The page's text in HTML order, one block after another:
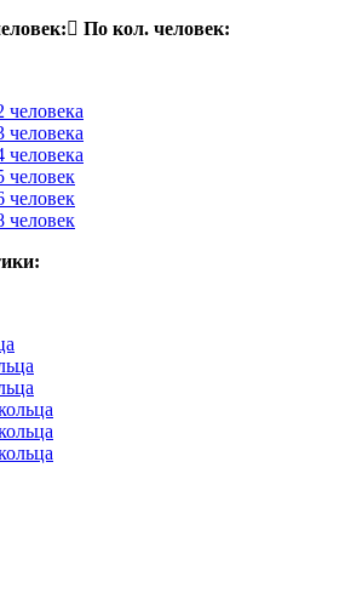
По кол. человек:
человека
человека
человека
человек
человек
человек